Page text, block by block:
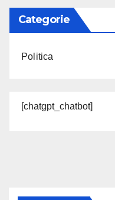
Categorie
Politica
[chatgpt_chatbot]